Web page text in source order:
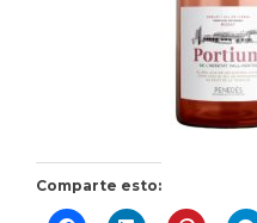
Comparte esto: